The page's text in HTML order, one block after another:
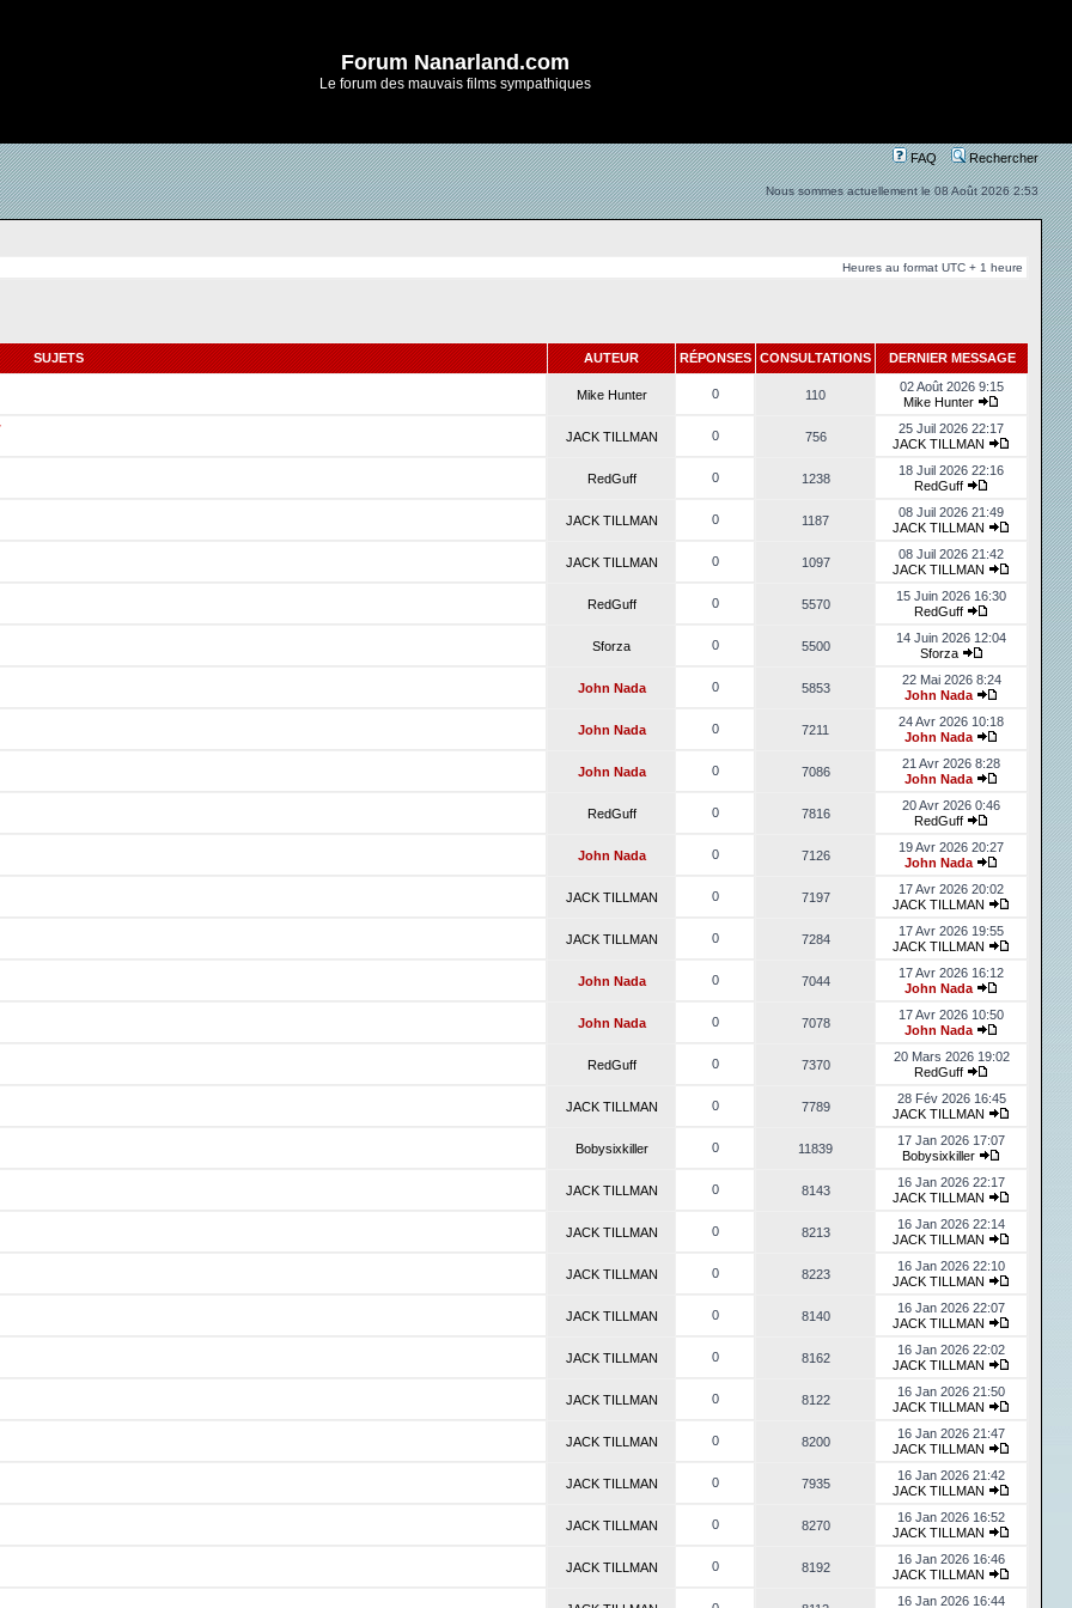
Forum Nanarland.com
Le forum des mauvais films sympathiques
FAQ Rechercher
Nous sommes actuellement le 08 Août 2026 2:53
Heures au format UTC + 1 heure
SUJETS AUTEUR RÉPONSESCONSULTATIONS DERNIER MESSAGE
Mike Hunter 0 110
02 Août 2026 9:15
Mike Hunter
JACK TILLMAN 0 756
25 Juil 2026 22:17
JACK TILLMAN
RedGuff 0 1238
18 Juil 2026 22:16
RedGuff
JACK TILLMAN 0 1187
08 Juil 2026 21:49
JACK TILLMAN
JACK TILLMAN 0 1097
08 Juil 2026 21:42
JACK TILLMAN
RedGuff 0 5570
15 Juin 2026 16:30
RedGuff
Sforza 0 5500
14 Juin 2026 12:04
Sforza
John Nada 0 5853
22 Mai 2026 8:24
John Nada
John Nada 0 7211
24 Avr 2026 10:18
John Nada
John Nada 0 7086
21 Avr 2026 8:28
John Nada
RedGuff 0 7816
20 Avr 2026 0:46
RedGuff
John Nada 0 7126
19 Avr 2026 20:27
John Nada
JACK TILLMAN 0 7197
17 Avr 2026 20:02
JACK TILLMAN
JACK TILLMAN 0 7284
17 Avr 2026 19:55
JACK TILLMAN
John Nada 0 7044
17 Avr 2026 16:12
John Nada
John Nada 0 7078
17 Avr 2026 10:50
John Nada
RedGuff 0 7370
20 Mars 2026 19:02
RedGuff
JACK TILLMAN 0 7789
28 Fév 2026 16:45
JACK TILLMAN
Bobysixkiller 0 11839
17 Jan 2026 17:07
Bobysixkiller
JACK TILLMAN 0 8143
16 Jan 2026 22:17
JACK TILLMAN
JACK TILLMAN 0 8213
16 Jan 2026 22:14
JACK TILLMAN
JACK TILLMAN 0 8223
16 Jan 2026 22:10
JACK TILLMAN
JACK TILLMAN 0 8140
16 Jan 2026 22:07
JACK TILLMAN
JACK TILLMAN 0 8162
16 Jan 2026 22:02
JACK TILLMAN
JACK TILLMAN 0 8122
16 Jan 2026 21:50
JACK TILLMAN
JACK TILLMAN 0 8200
16 Jan 2026 21:47
JACK TILLMAN
JACK TILLMAN 0 7935
16 Jan 2026 21:42
JACK TILLMAN
JACK TILLMAN 0 8270
16 Jan 2026 16:52
JACK TILLMAN
JACK TILLMAN 0 8192
16 Jan 2026 16:46
JACK TILLMAN
16 Jan 2026 16:44